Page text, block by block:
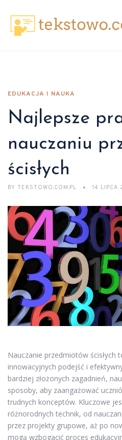
EDUKACJA I NAUKA
Najlepsze
nauczaniu
ścisłych
BY TEKSTOWO.COM.PL 14 LIPCA
Nauczanie przedmiotów ścisłych
innowacyjnych podejść i
bardziej złożonych zagadnień,
sposoby, aby zaangażować
trudnych konceptów. Kluczowe
różnorodnych technik, od
przez projekty grupowe, aż po
mogą wzbogacić proces